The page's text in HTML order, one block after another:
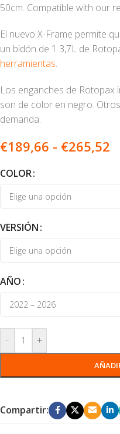
50cm. Compatible with our
El nuevo X-Frame permite
un bidón de 1 3,7L de
herramientas.
Los enganches de Rotopax
son de color en negro.
demanda.
€189,66 - €265,52
COLOR
VERSIÓN
AÑO
- +
Compartir: